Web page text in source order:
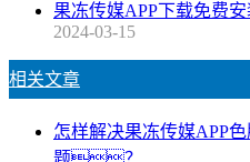
果冻传媒APP下载免费
2024-03-15
相关文章
怎样解决果冻传媒APP